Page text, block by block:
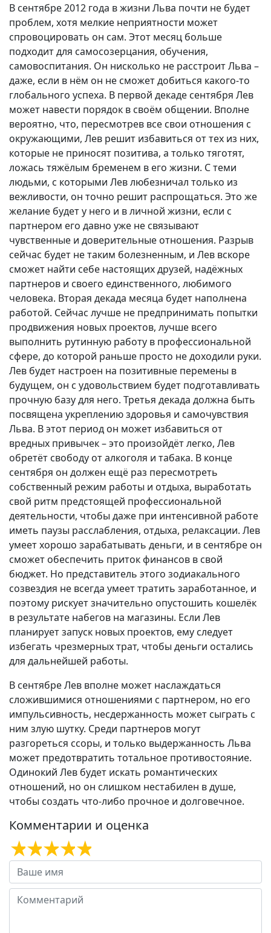
В сентябре 2012 года в жизни Льва почти не будет
проблем, хотя мелкие неприятности может
спровоцировать он сам. Этот месяц больше
подходит для самосозерцания, обучения,
самовоспитания. Он нисколько не расстроит Льва –
даже, если в нём он не сможет добиться какого-то
глобального успеха. В первой декаде сентября Лев
может навести порядок в своём общении. Вполне
вероятно, что, пересмотрев все свои отношения с
окружающими, Лев решит избавиться от тех из них,
которые не приносят позитива, а только тяготят,
ложась тяжёлым бременем в его жизни. С теми
людьми, с которыми Лев любезничал только из
вежливости, он точно решит распрощаться. Это же
желание будет у него и в личной жизни, если с
партнером его давно уже не связывают
чувственные и доверительные отношения. Разрыв
сейчас будет не таким болезненным, и Лев вскоре
сможет найти себе настоящих друзей, надёжных
партнеров и своего единственного, любимого
человека. Вторая декада месяца будет наполнена
работой. Сейчас лучше не предпринимать попытки
продвижения новых проектов, лучше всего
выполнить рутинную работу в профессиональной
сфере, до которой раньше просто не доходили руки.
Лев будет настроен на позитивные перемены в
будущем, он с удовольствием будет подготавливать
прочную базу для него. Третья декада должна быть
посвящена укреплению здоровья и самочувствия
Льва. В этот период он может избавиться от
вредных привычек – это произойдёт легко, Лев
обретёт свободу от алкоголя и табака. В конце
сентября он должен ещё раз пересмотреть
собственный режим работы и отдыха, выработать
свой ритм предстоящей профессиональной
деятельности, чтобы даже при интенсивной работе
иметь паузы расслабления, отдыха, релаксации. Лев
умеет хорошо зарабатывать деньги, и в сентябре он
сможет обеспечить приток финансов в свой
бюджет. Но представитель этого зодиакального
созвездия не всегда умеет тратить заработанное, и
поэтому рискует значительно опустошить кошелёк
в результате набегов на магазины. Если Лев
планирует запуск новых проектов, ему следует
избегать чрезмерных трат, чтобы деньги остались
для дальнейшей работы.
В сентябре Лев вполне может наслаждаться
сложившимися отношениями с партнером, но его
импульсивность, несдержанность может сыграть с
ним злую шутку. Среди партнеров могут
разгореться ссоры, и только выдержанность Льва
может предотвратить тотальное противостояние.
Одинокий Лев будет искать романтических
отношений, но он слишком нестабилен в душе,
чтобы создать что-либо прочное и долговечное.
Комментарии и оценка